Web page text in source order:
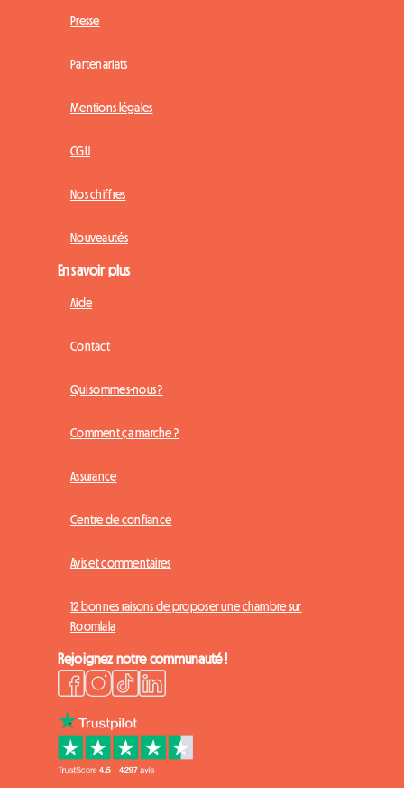
Presse
Partenariats
Mentions légales
CGU
Nos chiffres
Nouveautés
En savoir plus
Aide
Contact
Qui sommes-nous ?
Comment ça marche ?
Assurance
Centre de confiance
Avis et commentaires
12 bonnes raisons de proposer une chambre sur
Roomlala
Rejoignez notre communauté !